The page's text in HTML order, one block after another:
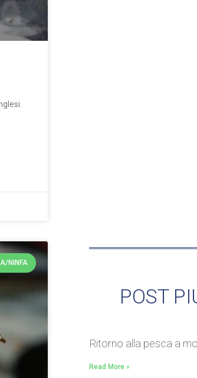
NINFA
POST
Ritorno alla pesca a
Read More »